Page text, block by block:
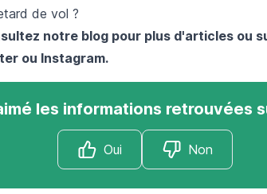
de vol ?
notre blog pour plus d'articles ou
ou Instagram.
les informations retrouvées
Oui Non